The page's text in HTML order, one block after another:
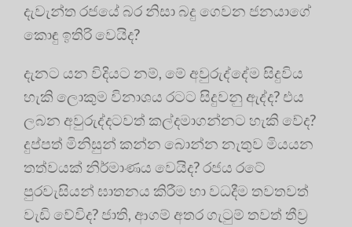
දැවැන්ත රජයේ බර නිසා බදු ගෙවන ජනයාගේ
කොඳු ඉතිරි වෙයිද?
දැනට යන විදියට නම්, මේ අවුරුද්දේම සිදුවිය
හැකි ලොකුම විනාශය රටට සිදුවනු ඇද්ද? එය
ලබන අවුරුද්දටවත් කල්දමාගන්නට හැකි වේද?
දුප්පත් මිනිසුන් කන්න බොන්න නැතුව මියයන
තත්වයක් නිර්මාණය වෙයිද? රජය රටේ
පුරවැසියන් ඝාතනය කිරීම හා වධදීම තවතවත්
වැඩි වේවිද? ජාති, ආගම් අතර ගැටුම් තවත් තීව්‍ර